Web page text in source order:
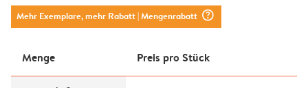
Mehr Exemplare, mehr Rabatt| Mengenrabatt question_mark_circle
Menge Preis pro Stück